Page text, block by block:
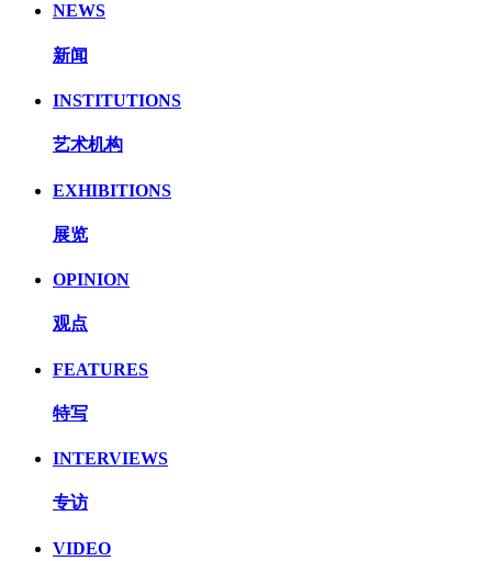
NEWS
新闻
INSTITUTIONS
艺术机构
EXHIBITIONS
展览
OPINION
观点
FEATURES
特写
INTERVIEWS
专访
VIDEO